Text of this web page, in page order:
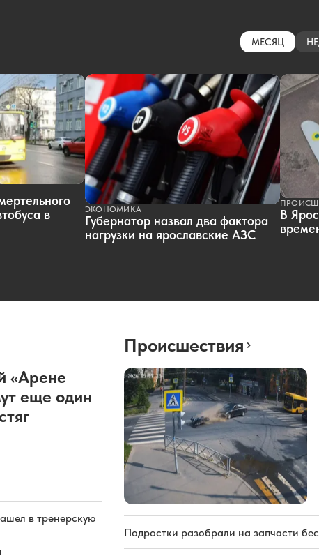
МЕСЯЦ
в
ЭКОНОМИКА
Губернатор назвал два фактора
нагрузки на ярославские АЗС
В
«Арене
еще один
в тренерскую
Происшествия
Подростки разобрали на запчасти